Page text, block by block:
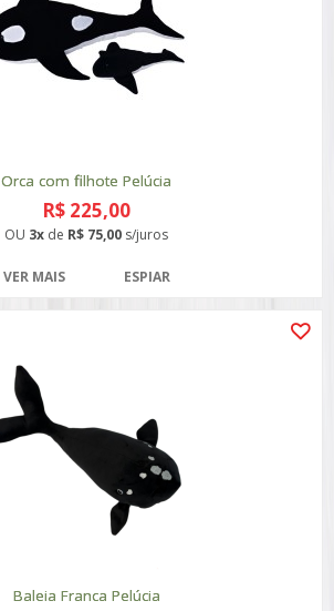
Orca com filhote Pelúcia
R$ 225,00
OU 3x de R$ 75,00 s/juros
VER MAIS ESPIAR
Baleia Franca Pelúcia